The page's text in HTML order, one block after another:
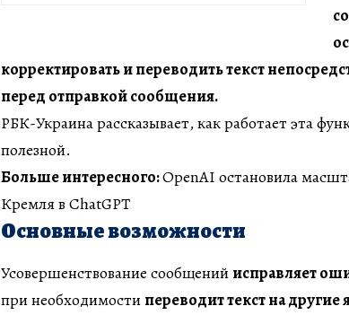
корректировать и переводить текст
перед отправкой сообщения.
РБК-Украина рассказывает, как работает эта
полезной.
Больше интересного:OpenAI остановила
Кремля в ChatGPT
Основные возможности
Усовершенствование сообщений исправляет
при необходимости переводит текст на другие